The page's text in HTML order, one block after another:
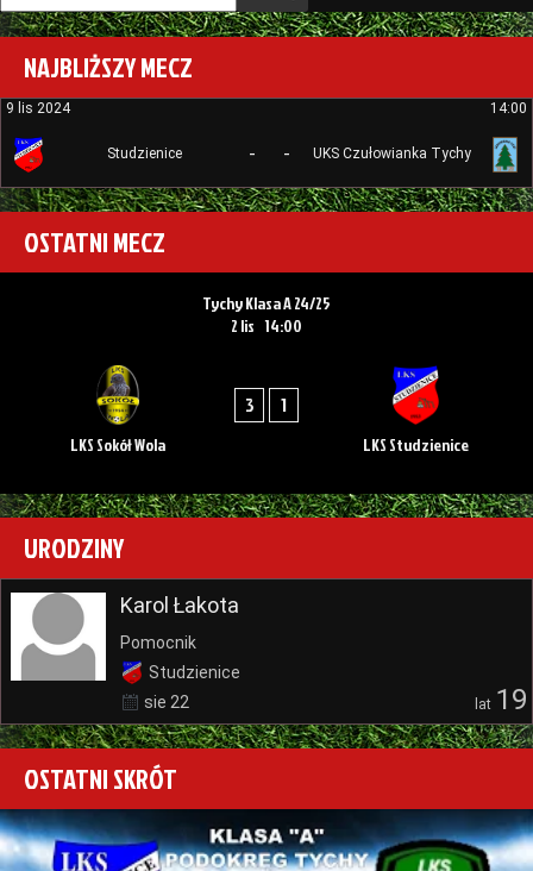
NAJBLIŻSZY MECZ
9 lis 2024 14:00
Studzienice - - UKS Czułowianka Tychy
OSTATNI MECZ
Tychy Klasa A 24/25
2 lis 14:00
LKS Sokół Wola
3 1
LKS Studzienice
URODZINY
Karol Łakota
Pomocnik
Studzienice
sie 22
lat 19
OSTATNI SKRÓT